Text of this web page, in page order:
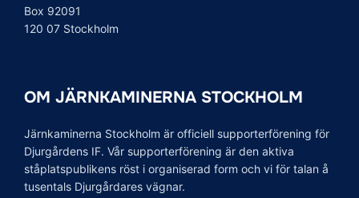
Box 92091
120 07 Stockholm
OM JÄRNKAMINERNA STOCKHOLM
Järnkaminerna Stockholm är officiell supporterförening för
Djurgårdens IF. Vår supporterförening är den aktiva
ståplatspublikens röst i organiserad form och vi för talan å
tusentals Djurgårdares vägnar.